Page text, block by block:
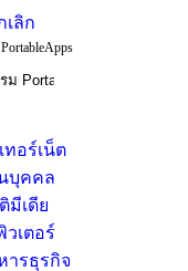
เลิก
อร์เน็ต
บุคคล
มีเดีย
วเตอร์
ารธุรกิจ